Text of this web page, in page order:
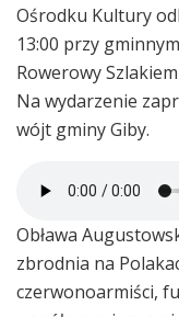
Ośrodku Kultury
13:00 przy
Rowerowy
Na wydarzenie
wójt gminy Giby.
Obława
zbrodnia na
czerwonoarmiści,